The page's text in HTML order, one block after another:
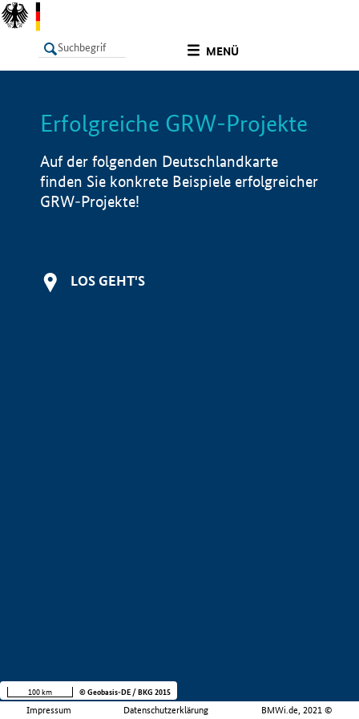
MENÜ
LISTE Info
Erfolgreiche GRW-Projekte
Auf der folgenden Deutschlandkarte
finden Sie konkrete Beispiele erfolgreicher
GRW-Projekte!
LOS GEHT'S
Impressum Datenschutzerklärung BMWi.de, 2021 ©
100 km © Geobasis-DE / BKG 2015